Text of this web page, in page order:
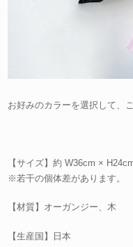
お好みのカラーを選択して、
【サイズ】約 W36cm ×
※若干の個体差があります。
【材質】オーガンジー、木
【生産国】日本